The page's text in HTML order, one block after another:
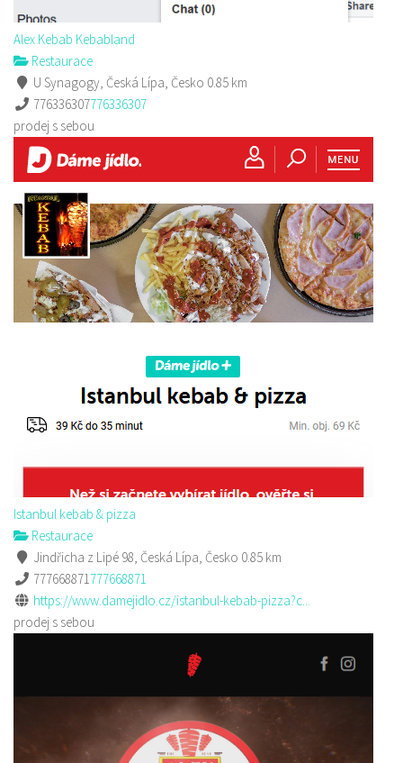
Alex Kebab Kebabland
Restaurace
U Synagogy, Česká Lípa, Česko 0.85 km
776336307776336307
prodej s sebou
Istanbul kebab & pizza
Restaurace
Jindřicha z Lipé 98, Česká Lípa, Česko 0.85 km
777668871777668871
https://www.damejidlo.cz/istanbul-kebab-pizza?c...
prodej s sebou